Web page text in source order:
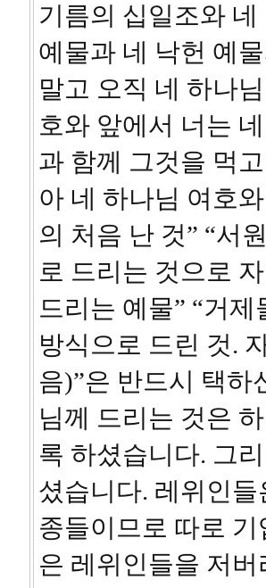
기름의 십일조와
예물과 네 낙헌 예
말고 오직 네 하나
호와 앞에서 너는
과 함께 그것을 먹
아 네 하나님 여호
의 처음 난 것” “서
로 드리는 것으로
드리는 예물” “거
방식으로 드린 것.
음)”은 반드시 택하
님께 드리는 것은
록 하셨습니다. 그
셨습니다. 레위인
종들이므로 따로
은 레위인들을 저